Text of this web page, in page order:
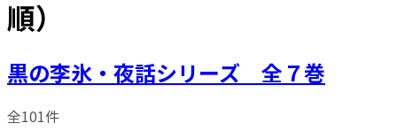
順）
黒の李氷・夜話シリーズ 全７巻
全101件